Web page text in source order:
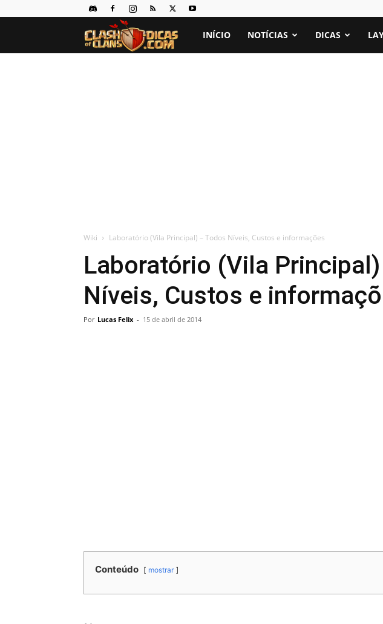
Clash
INÍCIO NOTÍCIAS DICAS
Wiki Laboratório (Vila Principal) – Todos Níveis, Custos e informações
Laboratório (Vila
Níveis, Custos e
Por Lucas Felix - 15 de abril de 2014
Conteúdo mostrar